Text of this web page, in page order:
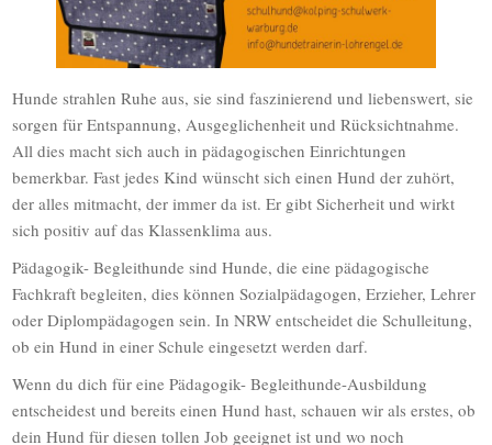
Hunde strahlen Ruhe aus, sie sind faszinierend und liebenswert, sie
sorgen für Entspannung, Ausgeglichenheit und Rücksichtnahme.
All dies macht sich auch in pädagogischen Einrichtungen
bemerkbar. Fast jedes Kind wünscht sich einen Hund der zuhört,
der alles mitmacht, der immer da ist. Er gibt Sicherheit und wirkt
sich positiv auf das Klassenklima aus.
Pädagogik- Begleithunde sind Hunde, die eine pädagogische
Fachkraft begleiten, dies können Sozialpädagogen, Erzieher, Lehrer
oder Diplompädagogen sein. In NRW entscheidet die Schulleitung,
ob ein Hund in einer Schule eingesetzt werden darf.
Wenn du dich für eine Pädagogik- Begleithunde-Ausbildung
entscheidest und bereits einen Hund hast, schauen wir als erstes, ob
dein Hund für diesen tollen Job geeignet ist und wo noch